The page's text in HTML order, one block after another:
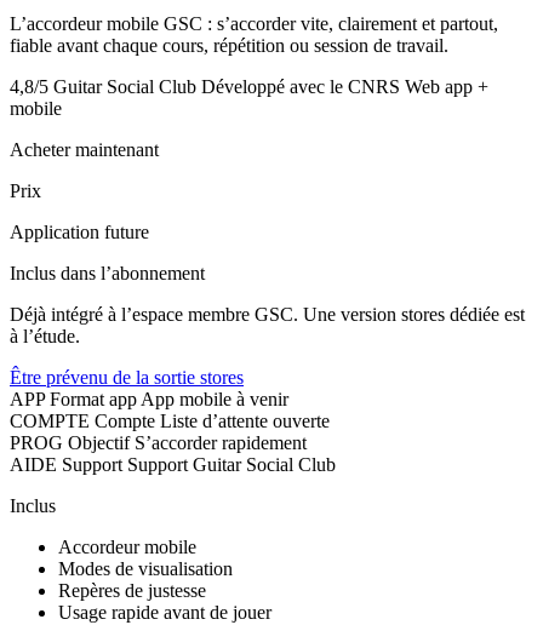
L’accordeur mobile GSC : s’accorder vite, clairement et partout,
fiable avant chaque cours, répétition ou session de travail.
4,8/5 Guitar Social Club Développé avec le CNRS Web app +
mobile
Acheter maintenant
Prix
Application future
Inclus dans l’abonnement
Déjà intégré à l’espace membre GSC. Une version stores dédiée est
à l’étude.
Être prévenu de la sortie stores
APPFormat app App mobile à venir
COMPTE Compte Liste d’attente ouverte
PROG Objectif S’accorder rapidement
AIDE Support Support Guitar Social Club
Inclus
Accordeur mobile
Modes de visualisation
Repères de justesse
Usage rapide avant de jouer